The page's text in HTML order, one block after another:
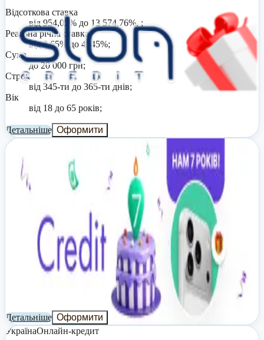
Відсоткова ставка
від 954,05% до 13 574,76%. ;
Реальна річна ставка
від 3,65% до 4545%;
Сума
до 20 000 грн;
Строк
від 345-ти до 365-ти днів;
Вік
від 18 до 65 років;
Детальніше Оформити
Україна
Credit7: онлайн позика на карту
Відсоткова ставка
від 345-ти днів до 365 днів (період сплати процентів за
користування кредитом: від 5-ти днів до 30 днів);
Реальна річна ставка
від 3,65% до 4545%;
до 20 000 грн;
до 30 днів;
Детальніше Оформити
УкраїнаОнлайн-кредит